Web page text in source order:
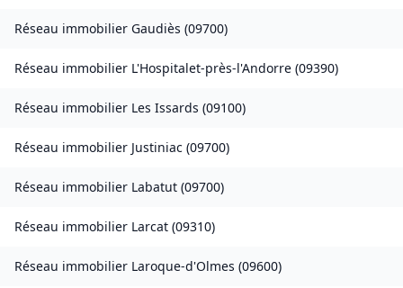
Réseau immobilier Gaudiès (09700)
Réseau immobilier L'Hospitalet-près-l'Andorre (09390)
Réseau immobilier Les Issards (09100)
Réseau immobilier Justiniac (09700)
Réseau immobilier Labatut (09700)
Réseau immobilier Larcat (09310)
Réseau immobilier Laroque-d'Olmes (09600)